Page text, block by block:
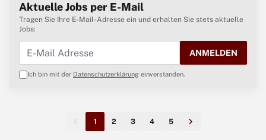
Aktuelle Jobs per E-Mail
Tragen Sie Ihre E-Mail-Adresse ein und erhalten Sie stets aktuelle
Jobs:
ANMELDEN
Ich bin mit der Datenschutzerklärung einverstanden.
1 2 3 4 5